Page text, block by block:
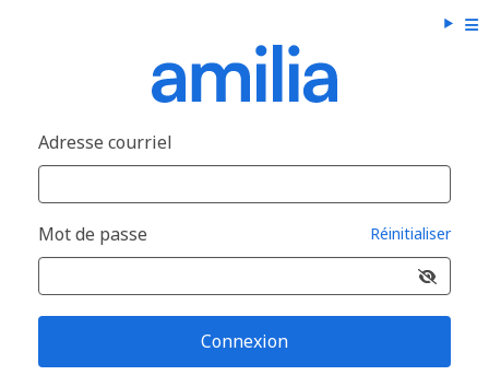
Adresse courriel
Mot de passe Réinitialiser
Connexion